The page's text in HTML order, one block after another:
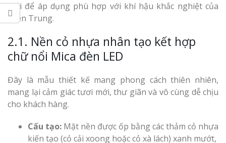
giới để áp dụng phù hợp với khí hậu khắc nghiệt của
miền Trung.
2.1. Nền cỏ nhựa nhân tạo kết hợp
chữ nổi Mica đèn LED
Đây là mẫu thiết kế mang phong cách thiên nhiên,
mang lại cảm giác tươi mới, thư giãn và vô cùng dễ chịu
cho khách hàng.
Cấu tạo: Mặt nền được ốp bằng các thảm cỏ nhựa
kiến tạo (cỏ cải xoong hoặc cỏ xà lách) xanh mướt,